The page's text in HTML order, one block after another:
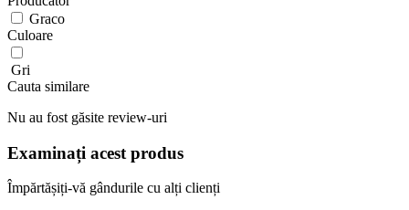
Graco
Culoare
Gri
Cauta similare
Nu au fost găsite review-uri
Examinați acest produs
Împărtășiți-vă gândurile cu alți clienți